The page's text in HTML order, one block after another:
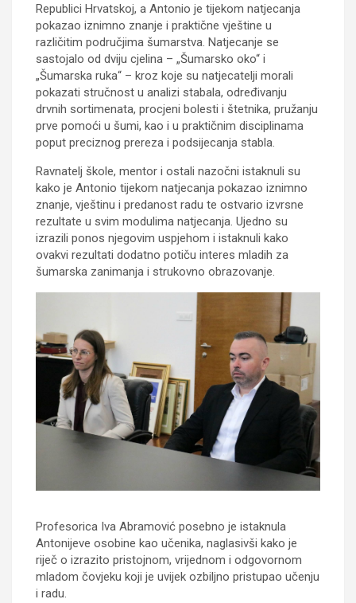
Republici Hrvatskoj, a Antonio je tijekom natjecanja
pokazao iznimno znanje i praktične vještine u
različitim područjima šumarstva. Natjecanje se
sastojalo od dviju cjelina – „Šumarsko oko“ i
„Šumarska ruka“ – kroz koje su natjecatelji morali
pokazati stručnost u analizi stabala, određivanju
drvnih sortimenata, procjeni bolesti i štetnika, pružanju
prve pomoći u šumi, kao i u praktičnim disciplinama
poput preciznog prereza i podsijecanja stabla.
Ravnatelj škole, mentor i ostali nazočni istaknuli su
kako je Antonio tijekom natjecanja pokazao iznimno
znanje, vještinu i predanost radu te ostvario izvrsne
rezultate u svim modulima natjecanja. Ujedno su
izrazili ponos njegovim uspjehom i istaknuli kako
ovakvi rezultati dodatno potiču interes mladih za
šumarska zanimanja i strukovno obrazovanje.
Profesorica Iva Abramović posebno je istaknula
Antonijeve osobine kao učenika, naglasivši kako je
riječ o izrazito pristojnom, vrijednom i odgovornom
mladom čovjeku koji je uvijek ozbiljno pristupao učenju
i radu.